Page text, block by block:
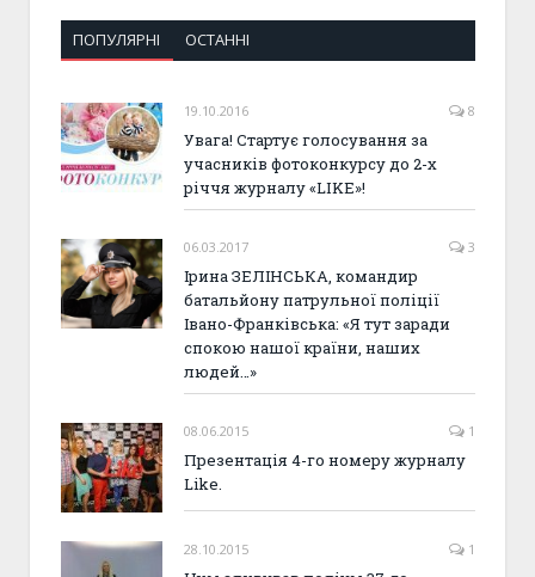
ПОПУЛЯРНІ ОСТАННІ
19.10.2016 8
Увага! Стартує голосування за
учасників фотоконкурсу до 2-х
річчя журналу «LIKE»!
06.03.2017 3
Ірина ЗЕЛІНСЬКА, командир
батальйону патрульної поліції
Івано-Франківська: «Я тут заради
спокою нашої країни, наших
людей…»
08.06.2015 1
Презентація 4-го номеру журналу
Like.
28.10.2015 1